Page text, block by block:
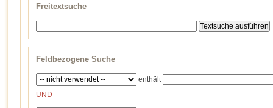
Freitextsuche
Feldbezogene Suche
enthält
UND